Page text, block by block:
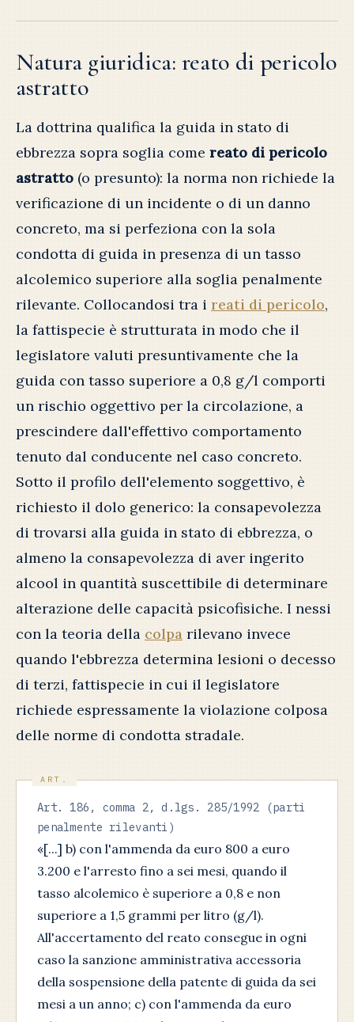
Natura giuridica: reato di pericolo
astratto
La dottrina qualifica la guida in stato di
ebbrezza sopra soglia come reato di pericolo
astratto (o presunto): la norma non richiede la
verificazione di un incidente o di un danno
concreto, ma si perfeziona con la sola
condotta di guida in presenza di un tasso
alcolemico superiore alla soglia penalmente
rilevante. Collocandosi tra i reati di pericolo,
la fattispecie è strutturata in modo che il
legislatore valuti presuntivamente che la
guida con tasso superiore a 0,8 g/l comporti
un rischio oggettivo per la circolazione, a
prescindere dall'effettivo comportamento
tenuto dal conducente nel caso concreto.
Sotto il profilo dell'elemento soggettivo, è
richiesto il dolo generico: la consapevolezza
di trovarsi alla guida in stato di ebbrezza, o
almeno la consapevolezza di aver ingerito
alcool in quantità suscettibile di determinare
alterazione delle capacità psicofisiche. I nessi
con la teoria della colpa rilevano invece
quando l'ebbrezza determina lesioni o decesso
di terzi, fattispecie in cui il legislatore
richiede espressamente la violazione colposa
delle norme di condotta stradale.
Art. 186, comma 2, d.lgs. 285/1992 (parti
penalmente rilevanti)
«[...] b) con l'ammenda da euro 800 a euro
3.200 e l'arresto fino a sei mesi, quando il
tasso alcolemico è superiore a 0,8 e non
superiore a 1,5 grammi per litro (g/l).
All'accertamento del reato consegue in ogni
caso la sanzione amministrativa accessoria
della sospensione della patente di guida da sei
mesi a un anno; c) con l'ammenda da euro